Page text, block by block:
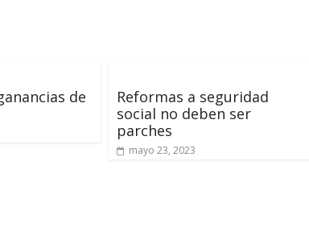
de
Reformas a seguridad
social no deben ser
parches
mayo 23, 2023